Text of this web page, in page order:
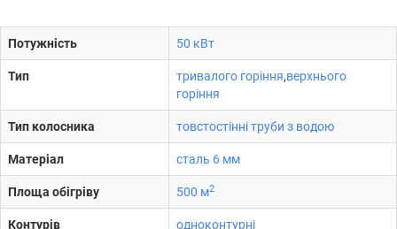
Потужність 50 кВт
Тип тривалого горіння,верхнього
горіння
Тип колосника товстостінні труби з водою
Матеріал сталь 6 мм
Площа обігріву 500 м2
Контурів одноконтурні